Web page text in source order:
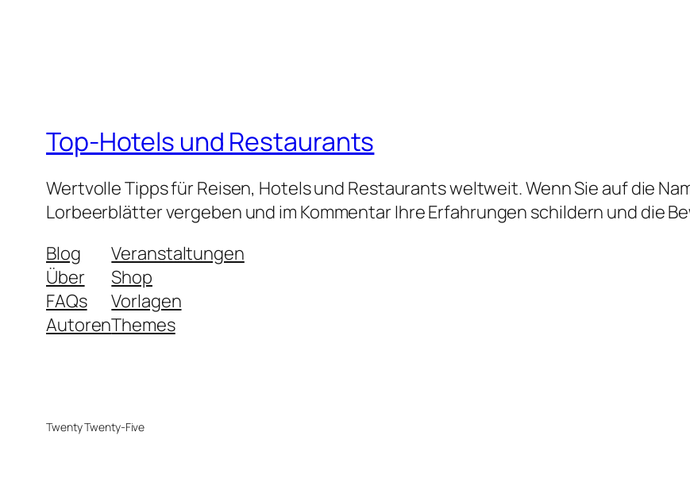
Top-Hotels und Restaurants
Wertvolle Tipps für Reisen, Hotels und Restaurants weltweit. Wenn Sie auf die
Lorbeerblätter vergeben und im Kommentar Ihre Erfahrungen schildern und die
Blog
Über
FAQs
Autoren
Veranstaltungen
Shop
Vorlagen
Themes
Twenty Twenty-Five